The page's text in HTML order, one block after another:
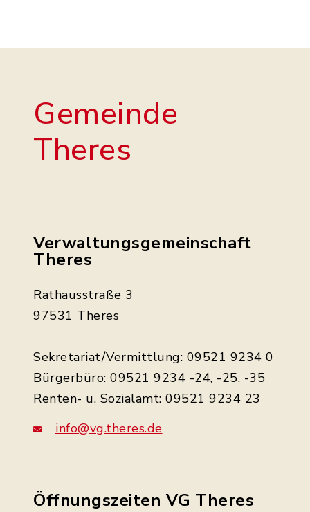
Gemeinde
Theres
Verwaltungsgemeinschaft
Theres
Rathausstraße 3
97531 Theres
Sekretariat/Vermittlung: 09521 9234 0
Bürgerbüro: 09521 9234 -24, -25, -35
Renten- u. Sozialamt: 09521 9234 23
info@vg.theres.de
Öffnungszeiten VG Theres